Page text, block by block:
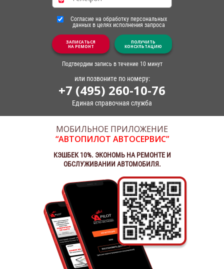
Согласие на обработку персональных
данных в целях исполнения запроса
ЗАПИСАТЬСЯ
НА РЕМОНТ
ПОЛУЧИТЬ
КОНСУЛЬТАЦИЮ
Подтвердим запись в течение 10 минут
или позвоните по номеру:
+7 (495) 260-10-76
Единая справочная служба
МОБИЛЬНОЕ ПРИЛОЖЕНИЕ
“АВТОПИЛОТ АВТОСЕРВИС”
КЭШБЕК 10%. ЭКОНОМЬ НА РЕМОНТЕ И
ОБСЛУЖИВАНИИ АВТОМОБИЛЯ.